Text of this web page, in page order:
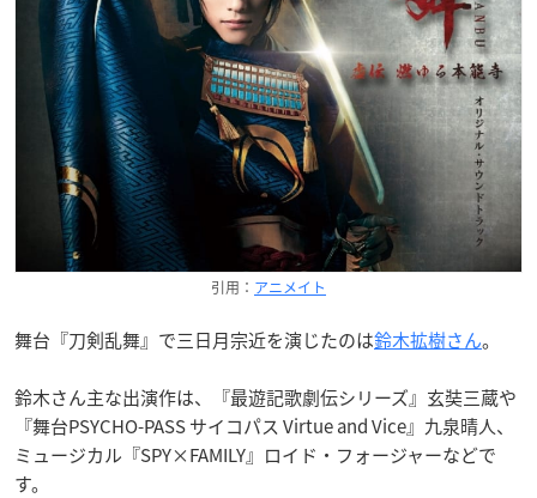
引用： アニメイト
舞台『刀剣乱舞』で三日月宗近を演じたのは鈴木拡樹さん。
鈴木さん主な出演作は、『最遊記歌劇伝シリーズ』玄奘三蔵や
『舞台PSYCHO-PASS サイコパス Virtue and Vice』九泉晴人、
ミュージカル『SPY×FAMILY』ロイド・フォージャーなどで
す。